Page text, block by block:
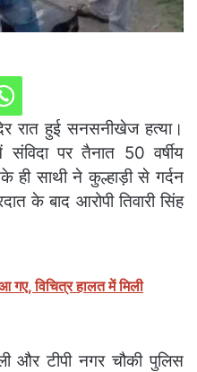
रात हुई सनसनीखेज हत्या।
पर तैनात 50 वर्षीय
ही साथी ने कुल्हाड़ी से गर्दन
के बाद आरोपी तिवारी सिंह
विचित्र हालत में मिली
और टीपी नगर चौकी पुलिस